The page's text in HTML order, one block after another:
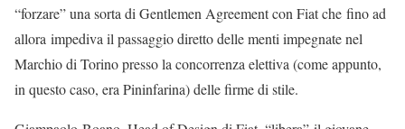
“forzare” una sorta di Gentlemen Agreement con Fiat che fino ad
allora impediva il passaggio diretto delle menti impegnate nel
Marchio di Torino presso la concorrenza elettiva (come appunto,
in questo caso, era Pininfarina) delle firme di stile.